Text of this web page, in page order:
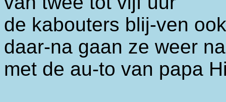
de kabouters blij-ven
daar-na gaan ze weer
met de au-to van papa